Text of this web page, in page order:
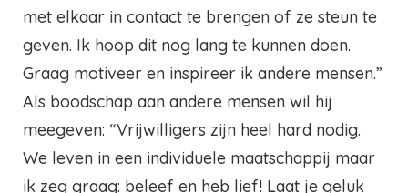
met elkaar in contact te brengen of ze steun te
geven. Ik hoop dit nog lang te kunnen doen.
Graag motiveer en inspireer ik andere mensen.”
Als boodschap aan andere mensen wil hij
meegeven: “Vrijwilligers zijn heel hard nodig.
We leven in een individuele maatschappij maar
ik zeg graag: beleef en heb lief! Laat je geluk